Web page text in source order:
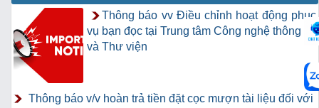
Thông báo vv Điều chỉnh hoạt động phục
vụ bạn đọc tại Trung tâm Công nghệ thông tin
và Thư viện
Thông báo v/v hoàn trả tiền đặt cọc mượn tài liệu đối với